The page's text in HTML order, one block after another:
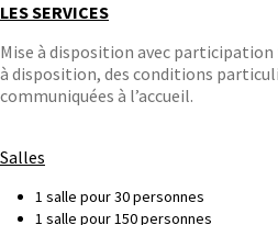
LES SERVICES
Mise à disposition avec participation
à disposition, des conditions
communiquées à l’accueil.
Salles
1 salle pour 30 personnes
1 salle pour 150 personnes